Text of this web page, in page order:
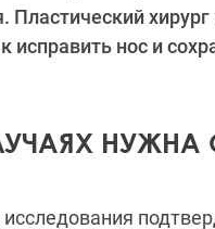
Пластический
исправить нос и
НУЖНА